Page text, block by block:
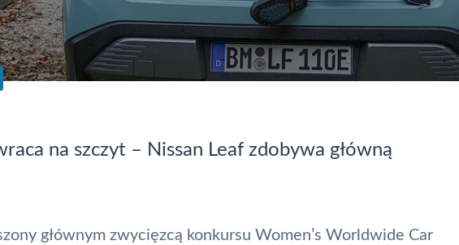
na szczyt – Nissan Leaf zdobywa główną
głównym zwycięzcą konkursu Women’s Worldwide Car